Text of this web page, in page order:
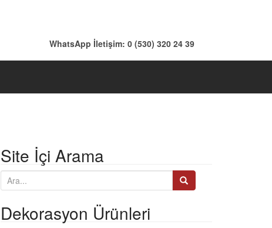
WhatsApp İletişim: 0 (530) 320 24 39
Site İçi Arama
r
a
:Dekorasyon Ürünleri